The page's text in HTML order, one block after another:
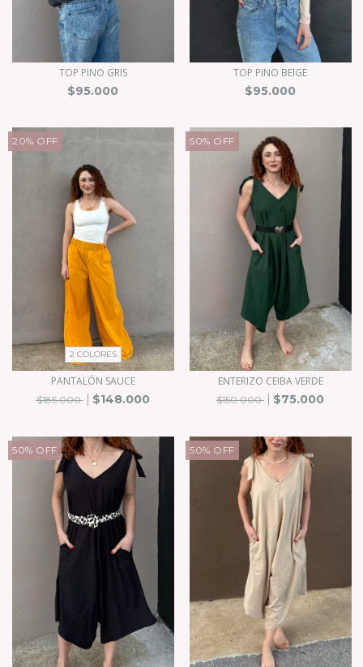
TOP PINO GRIS
$95.000
TOP PINO BEIGE
$95.000
20% OFF
2 COLORES
PANTALÓN SAUCE
$185.000 $148.000
50% OFF
ENTERIZO CEIBA VERDE
$150.000 $75.000
50% OFF 50% OFF